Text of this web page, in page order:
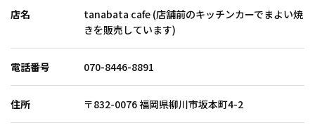
店名
tanabata cafe (店舗前のキッチンカーでまよい焼
きを販売しています)
電話番号 070-8446-8891
住所 〒832-0076 福岡県柳川市坂本町4-2